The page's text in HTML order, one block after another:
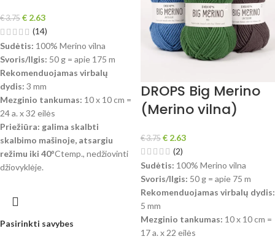
€3.75 € 2.63
(14)
Sudėtis: 100% Merino vilna
Svoris/Ilgis: 50 g = apie 175 m
Rekomenduojamas virbalų
dydis: 3 mm
Mezginio tankumas: 10 x 10 cm =
24 a. x 32 eilės
Priežiūra: galima skalbti
skalbimo mašinoje, atsargiu
režimu iki 40°Ctemp., nedžiovinti
džiovyklėje.
Pasirinkti savybes
DROPS Big Merino
(Merino vilna)
€3.75 € 2.63
(2)
Sudėtis: 100% Merino vilna
Svoris/Ilgis: 50 g = apie 75 m
Rekomenduojamas virbalų dydis:
5 mm
Mezginio tankumas: 10 x 10 cm =
17 a. x 22 eilės